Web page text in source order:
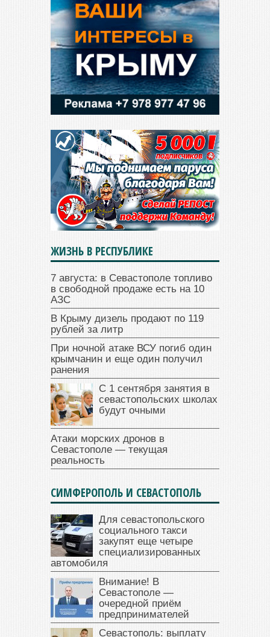
ЖИЗНЬ В РЕСПУБЛИКЕ
7 августа: в Севастополе топливо
в свободной продаже есть на 10
АЗС
В Крыму дизель продают по 119
рублей за литр
При ночной атаке ВСУ погиб один
крымчанин и еще один получил
ранения
С 1 сентября занятия в
севастопольских школах
будут очными
Атаки морских дронов в
Севастополе — текущая
реальность
СИМФЕРОПОЛЬ И СЕВАСТОПОЛЬ
Для севастопольского
социального такси
закупят еще четыре
специализированных
автомобиля
Внимание! В
Севастополе —
очередной приём
предпринимателей
Севастополь: выплату